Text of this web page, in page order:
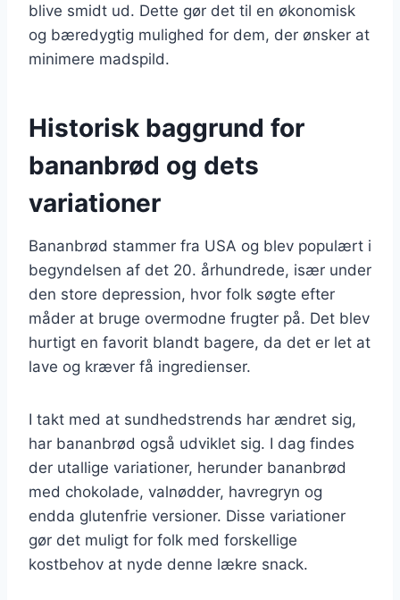
blive smidt ud. Dette gør det til en økonomisk
og bæredygtig mulighed for dem, der ønsker at
minimere madspild.
Historisk baggrund for
bananbrød og dets
variationer
Bananbrød stammer fra USA og blev populært i
begyndelsen af det 20. århundrede, især under
den store depression, hvor folk søgte efter
måder at bruge overmodne frugter på. Det blev
hurtigt en favorit blandt bagere, da det er let at
lave og kræver få ingredienser.
I takt med at sundhedstrends har ændret sig,
har bananbrød også udviklet sig. I dag findes
der utallige variationer, herunder bananbrød
med chokolade, valnødder, havregryn og
endda glutenfrie versioner. Disse variationer
gør det muligt for folk med forskellige
kostbehov at nyde denne lækre snack.